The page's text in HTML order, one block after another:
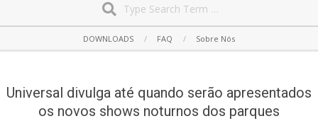
Navigation
DOWNLOADS FAQ Sobre Nós
Universal divulga até quando serão apresentados
os novos shows noturnos dos parques